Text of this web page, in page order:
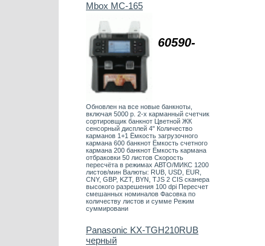
60590-
Mbox MC-165
Обновлен на все новые банкноты,
включая 5000 р. 2-х карманный счетчик
сортировщик банкнот Цветной ЖК
сенсорный дисплей 4" Количество
карманов 1+1 Ёмкость загрузочного
кармана 600 банкнот Ёмкость счетного
кармана 200 банкнот Ёмкость кармана
отбраковки 50 листов Скорость
пересчёта в режимах АВТО/МИКС 1200
листов/мин Валюты: RUB, USD, EUR,
CNY, GBP, KZT, BYN, TJS 2 CIS сканера
высокого разрешения 100 dpi Пересчет
смешанных номиналов Фасовка по
количеству листов и сумме Режим
суммировани
Panasonic KX-TGH210RUB
черный